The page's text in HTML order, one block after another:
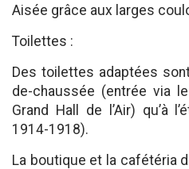
Aisée grâce aux larges
Toilettes :
Des toilettes adaptées
de-chaussée (entrée via
Grand Hall de l’Air) qu’à
1914-1918).
La boutique et la cafétéria